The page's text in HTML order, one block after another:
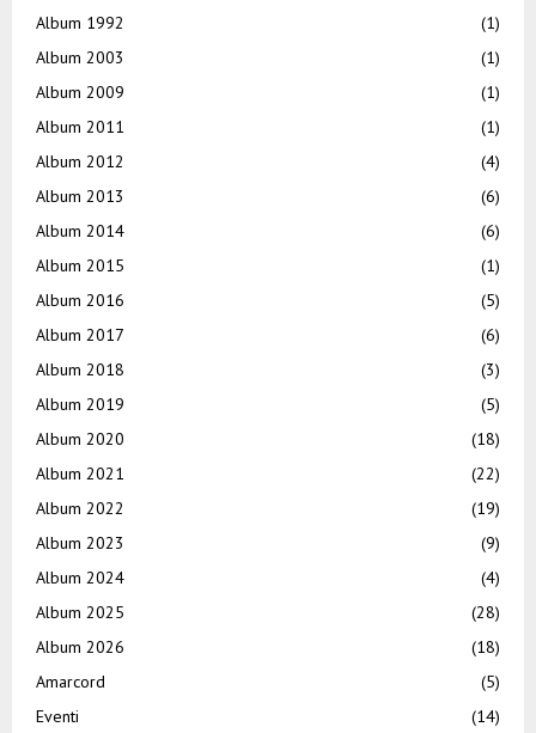
Album 1992
(1)
Album 2003
(1)
Album 2009
(1)
Album 2011
(1)
Album 2012
(4)
Album 2013
(6)
Album 2014
(6)
Album 2015
(1)
Album 2016
(5)
Album 2017
(6)
Album 2018
(3)
Album 2019
(5)
Album 2020
(18)
Album 2021
(22)
Album 2022
(19)
Album 2023
(9)
Album 2024
(4)
Album 2025
(28)
Album 2026
(18)
Amarcord
(5)
Eventi
(14)